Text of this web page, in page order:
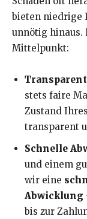
bieten niedrige
unnötig hinaus.
Mittelpunkt:
stets faire
Zustand
transparent
Schnelle
und einem
wir eine
Abwicklung
bis zur